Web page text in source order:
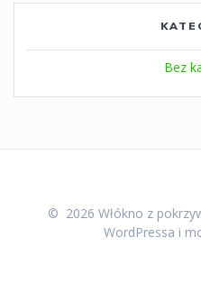
Bez
© 2026 Włókno z
WordPressa i